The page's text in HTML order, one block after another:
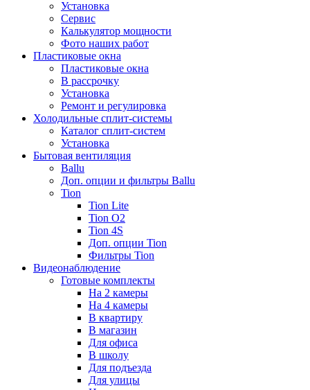
Установка
Сервис
Калькулятор мощности
Фото наших работ
Пластиковые окна
Пластиковые окна
В рассрочку
Установка
Ремонт и регулировка
Холодильные сплит-системы
Каталог сплит-систем
Установка
Бытовая вентиляция
Ballu
Доп. опции и фильтры Ballu
Tion
Tion Lite
Tion O2
Tion 4S
Доп. опции Tion
Фильтры Tion
Видеонаблюдение
Готовые комплекты
На 2 камеры
На 4 камеры
В квартиру
В магазин
Для офиса
В школу
Для подъезда
Для улицы